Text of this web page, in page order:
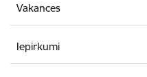
Vakances
Iepirkumi